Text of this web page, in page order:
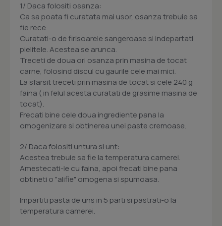
1/ Daca folositi osanza:
Ca sa poata fi curatata mai usor, osanza trebuie sa
fie rece.
Curatati-o de firisoarele sangeroase si indepartati
pielitele. Acestea se arunca.
Treceti de doua ori osanza prin masina de tocat
carne, folosind discul cu gaurile cele mai mici.
La sfarsit treceti prin masina de tocat si cele 240 g
faina ( in felul acesta curatati de grasime masina de
tocat).
Frecati bine cele doua ingrediente pana la
omogenizare si obtinerea unei paste cremoase.
2/ Daca folositi untura si unt:
Acestea trebuie sa fie la temperatura camerei.
Amestecati-le cu faina, apoi frecati bine pana
obtineti o "alifie" omogena si spumoasa.
Impartiti pasta de uns in 5 parti si pastrati-o la
temperatura camerei.